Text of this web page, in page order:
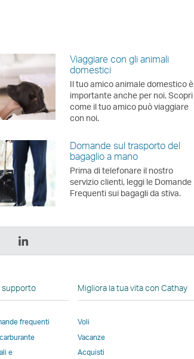
Viaggiare con gli animali
domestici
Il tuo amico animale domestico è
importante anche per noi. Scopri
come il tuo amico può viaggiare
con noi.
Domande sul trasporto del
bagaglio a mano
Prima di telefonare il nostro
servizio clienti, leggi le Domande
Frequenti sui bagagli da stiva.
LinkedIn
Il
si
una
nuova
supporto
frequenti
e
Migliora la tua vita con Cathay
Voli
Vacanze
Acquisti